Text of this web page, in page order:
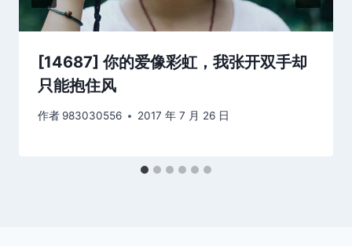
[14687] 你的爱像彩虹，我张开双手却
只能抱住风
作者 983030556 2017 年 7 月 26 日